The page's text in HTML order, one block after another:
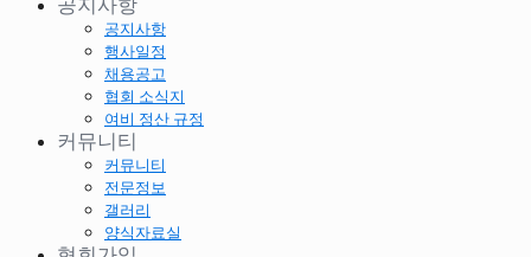
공지사항
공지사항
행사일정
채용공고
협회 소식지
여비 정산 규정
커뮤니티
커뮤니티
전문정보
갤러리
양식자료실